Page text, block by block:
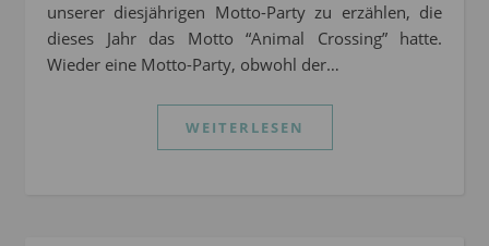
unserer diesjährigen Motto-Party zu erzählen, die
dieses Jahr das Motto “Animal Crossing” hatte.
Wieder eine Motto-Party, obwohl der…
WEITERLESEN